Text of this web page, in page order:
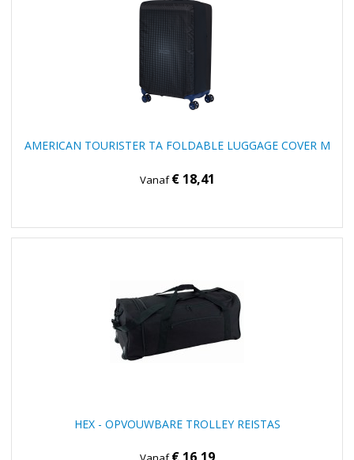
AMERICAN TOURISTER TA FOLDABLE LUGGAGE COVER M
Vanaf€ 18,41
HEX - OPVOUWBARE TROLLEY REISTAS